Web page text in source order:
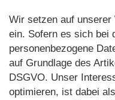
Wir setzen auf unserer
ein. Sofern es sich bei
personenbezogene
auf Grundlage des
DSGVO. Unser
optimieren, ist dabei